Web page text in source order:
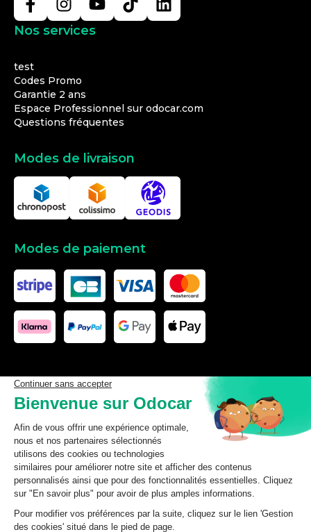
Nos services
test
Codes Promo
Garantie 2 ans
Espace Professionnel sur odocar.com
Questions fréquentes
Modes de livraison
Modes de paiement
Les données affichées ici, particulièrement la base de donnée
complète, ne doivent pas être copiées. Il est interdit d’exploiter les
données ou la base de données complète, de laisser un tiers les
exploiter, ni de les rendre accessible à un tiers, sans accord
préalable de TecDoc. Toute infraction constitue une violation des
droits d’auteur et fera l’objet de poursuites.
odocar2026©
CGV Particuliers
CGV Professionnels